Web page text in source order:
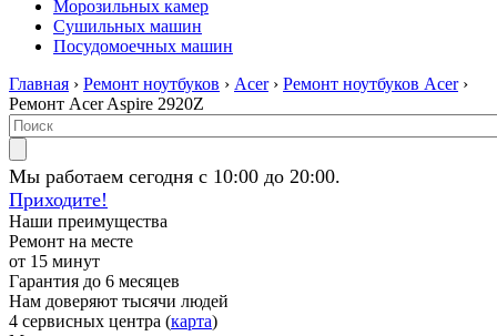
Морозильных камер
Сушильных машин
Посудомоечных машин
Главная › Ремонт ноутбуков › Acer› Ремонт ноутбуков Acer›
Ремонт Acer Aspire 2920Z
Мы работаем сегодня с 10:00 до 20:00.
Приходите!
Наши преимущества
Ремонт на месте
от 15 минут
Гарантия до 6 месяцев
Нам доверяют тысячи людей
4 сервисных центра (карта)